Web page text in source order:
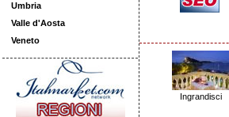
Umbria
Valle d'Aosta
Veneto
Ingrandisci